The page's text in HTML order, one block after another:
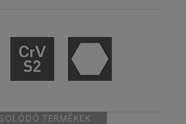
TERMÉKEK